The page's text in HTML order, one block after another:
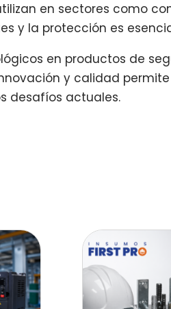
en sectores como
y la protección es
en productos de
y calidad
desafíos actuales.